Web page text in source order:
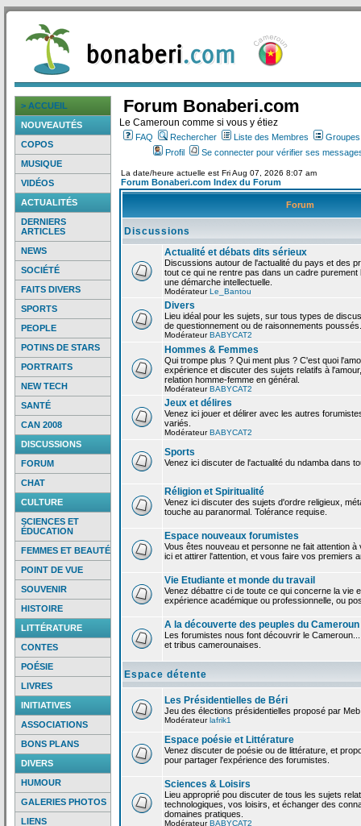
> ACCUEIL
NOUVEAUTÉS
COPOS
MUSIQUE
VIDÉOS
ACTUALITÉS
DERNIERS
ARTICLES
NEWS
SOCIÉTÉ
FAITS DIVERS
SPORTS
PEOPLE
POTINS DE STARS
PORTRAITS
NEW TECH
SANTÉ
CAN 2008
DISCUSSIONS
FORUM
CHAT
CULTURE
SCIENCES ET
ÉDUCATION
FEMMES ET BEAUTÉ
POINT DE VUE
SOUVENIR
HISTOIRE
LITTÉRATURE
CONTES
POÉSIE
LIVRES
INITIATIVES
ASSOCIATIONS
BONS PLANS
DIVERS
HUMOUR
GALERIES PHOTOS
LIENS
Forum Bonaberi.com
Le Cameroun comme si vous y étiez
FAQ Rechercher Liste des Membres
Profil
Se connecter pour vérifier ses
La date/heure actuelle est Fri Aug 07, 2026 8:07 am
Forum Bonaberi.com Index du Forum
Forum
Discussions
Actualité et débats dits sérieux
Discussions autour de l'actualité du pays et des
tout ce qui ne rentre pas dans un cadre
une démarche intellectuelle.
ModérateurLe_Bantou
Divers
Lieu idéal pour les sujets, sur tous types de
de questionnement ou de raisonnements
ModérateurBABYCAT2
Hommes & Femmes
Qui trompe plus ? Qui ment plus ? C'est quoi
expérience et discuter des sujets relatifs à
relation homme-femme en général.
ModérateurBABYCAT2
Jeux et délires
Venez ici jouer et délirer avec les autres
variés.
ModérateurBABYCAT2
Sports
Venez ici discuter de l'actualité du ndamba dans
Réligion et Spiritualité
Venez ici discuter des sujets d'ordre religieux,
touche au paranormal. Tolérance requise.
Espace nouveaux forumistes
Vous êtes nouveau et personne ne fait attention
ici et attirer l'attention, et vous faire vos premiers
Vie Etudiante et monde du travail
Venez débattre ci de toute ce qui concerne la vie
expérience académique ou professionnelle, ou
A la découverte des peuples du Cameroun
Les forumistes nous font découvrir le
et tribus camerounaises.
Espace détente
Les Présidentielles de Béri
Jeu des élections présidentielles proposé par Meb
Modérateurlafrik1
Espace poésie et Littérature
Venez discuter de poésie ou de littérature, et
pour partager l'expérience des forumistes.
Sciences & Loisirs
Lieu approprié pou discuter de tous les sujets
technologiques, vos loisirs, et échanger des
domaines pratiques.
ModérateurBABYCAT2